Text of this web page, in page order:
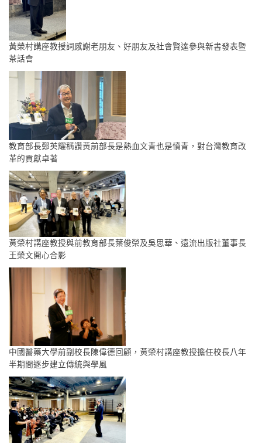
黃榮村講座教授詞感謝老朋友、好朋友及社會賢達參與新書發表暨
茶話會
教育部長鄭英耀稱讚黃前部長是熱血文青也是憤青，對台灣教育改
革的貢獻卓著
黃榮村講座教授與前教育部長葉俊榮及吳思華、遠流出版社董事長
王榮文開心合影
中國醫藥大學前副校長陳偉德回顧，黃榮村講座教授擔任校長八年
半期間逐步建立傳統與學風